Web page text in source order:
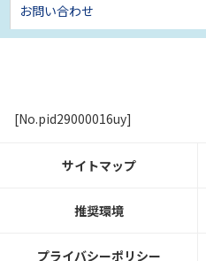
お問い合わせ
[No.pid29000016uy]
サイトマップ
推奨環境
プライバシーポリシー